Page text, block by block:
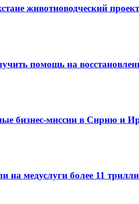
животноводческий
помощь на
бизнес-миссии в Сирию и
на медуслуги более 11